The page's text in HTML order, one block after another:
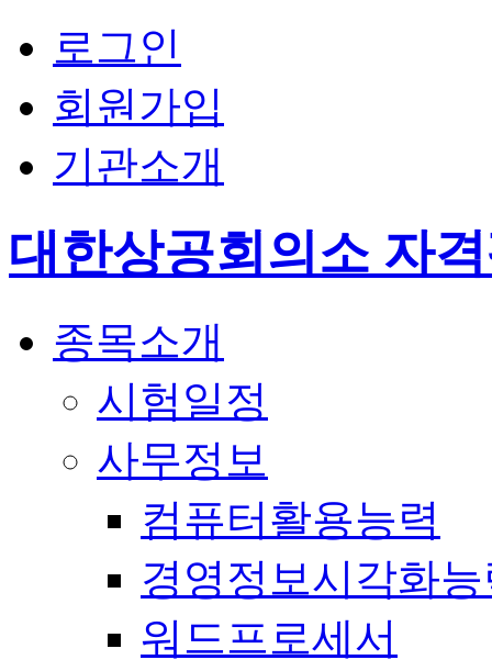
로그인
회원가입
기관소개
대한상공회의소 자
종목소개
시험일정
사무정보
컴퓨터활용능력
경영정보시각화
워드프로세서